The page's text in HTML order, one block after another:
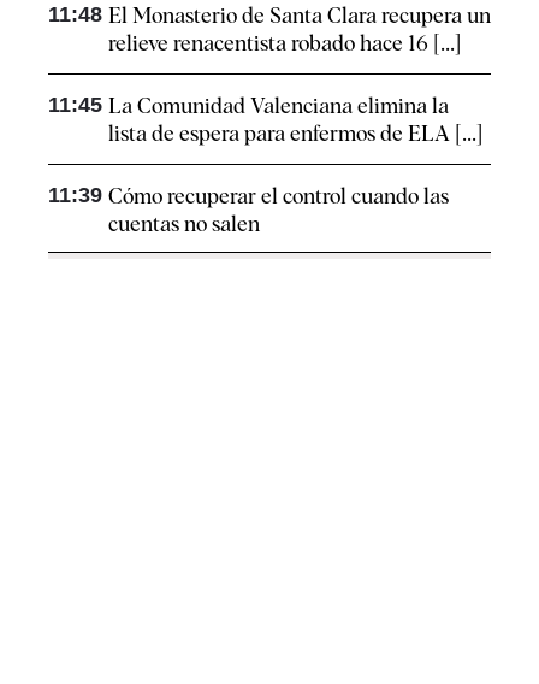
11:48 El Monasterio de Santa Clara recupera un
relieve renacentista robado hace 16 [...]
11:45 La Comunidad Valenciana elimina la
lista de espera para enfermos de ELA [...]
11:39 Cómo recuperar el control cuando las
cuentas no salen